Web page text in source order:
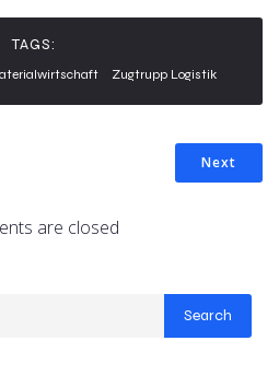
TAGS:
Zugtrupp Logistik
Next
are closed
Search